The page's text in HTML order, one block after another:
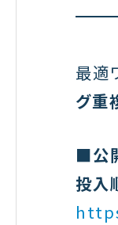
最適
グ重
■公
投入